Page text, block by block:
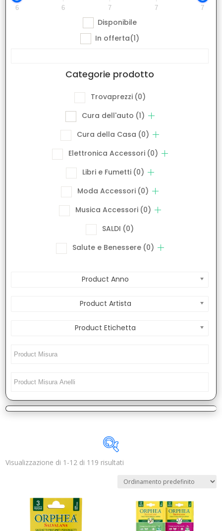
6 6 7 7 7
Disponibile
In offerta(1)
Categorie prodotto
Trovaprezzi (0)
Cura dell'auto (1)
Cura della Casa (0)
Elettronica Accessori (0)
Libri e Fumetti (0)
Moda Accessori (0)
Musica Accessori (0)
SALDI (0)
Salute e Benessere (0)
Product Anno
Product Artista
Product Etichetta
Categorie prodotto
Visualizzazione di 1-12 di 119 risultati